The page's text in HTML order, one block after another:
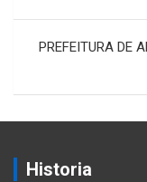
Post
PREFEITURA DE
Historia